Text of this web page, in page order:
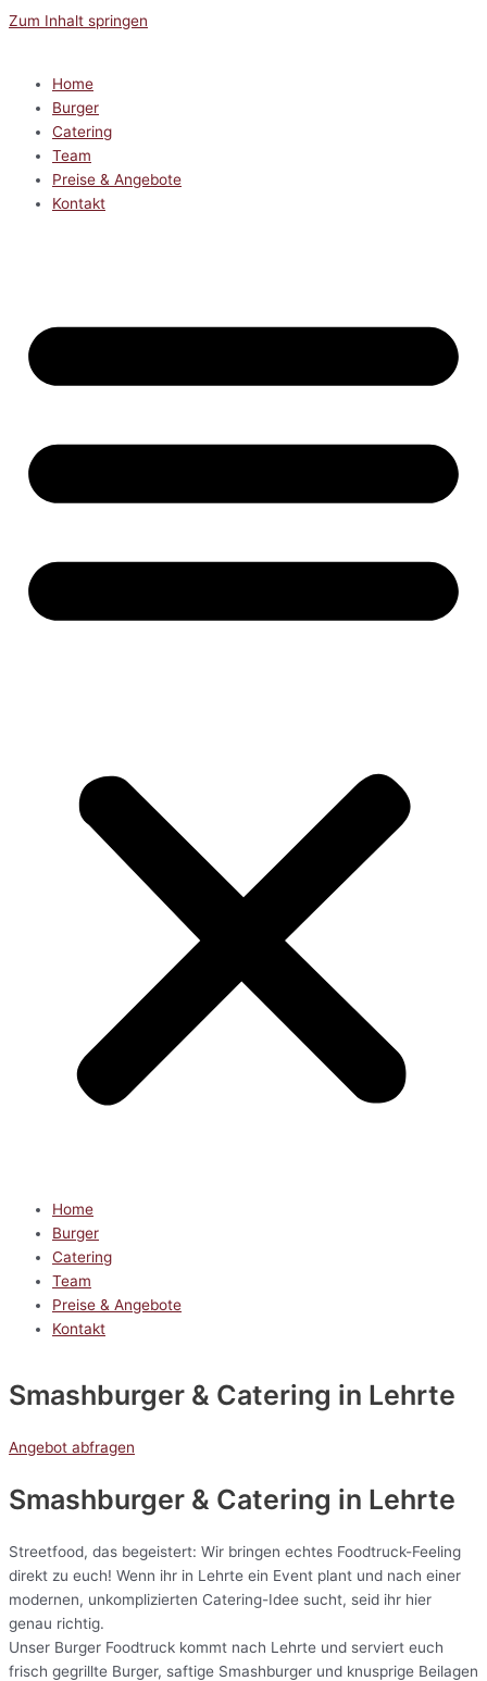
Zum Inhalt springen
Home
Burger
Catering
Team
Preise & Angebote
Kontakt
Home
Burger
Catering
Team
Preise & Angebote
Kontakt
Smashburger & Catering in Lehrte
Angebot abfragen
Smashburger & Catering in Lehrte
Streetfood, das begeistert: Wir bringen echtes Foodtruck-Feeling
direkt zu euch! Wenn ihr in Lehrte ein Event plant und nach einer
modernen, unkomplizierten Catering-Idee sucht, seid ihr hier
genau richtig.
Unser Burger Foodtruck kommt nach Lehrte und serviert euch
frisch gegrillte Burger, saftige Smashburger und knusprige Beilagen